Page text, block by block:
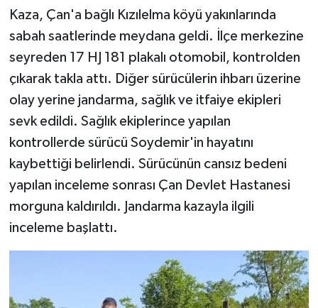
Kaza, Çan'a bağlı Kızılelma köyü yakınlarında
sabah saatlerinde meydana geldi. İlçe merkezine
seyreden 17 HJ 181 plakalı otomobil, kontrolden
çıkarak takla attı. Diğer sürücülerin ihbarı üzerine
olay yerine jandarma, sağlık ve itfaiye ekipleri
sevk edildi. Sağlık ekiplerince yapılan
kontrollerde sürücü Soydemir'in hayatını
kaybettiği belirlendi. Sürücünün cansız bedeni
yapılan inceleme sonrası Çan Devlet Hastanesi
morguna kaldırıldı. Jandarma kazayla ilgili
inceleme başlattı.